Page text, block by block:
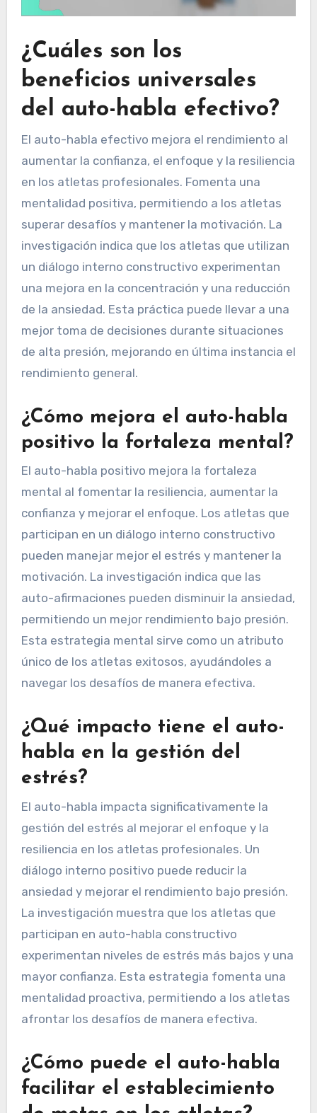
¿Cuáles son los
beneficios universales
del auto-habla efectivo?
El auto-habla efectivo mejora el rendimiento al
aumentar la confianza, el enfoque y la resiliencia
en los atletas profesionales. Fomenta una
mentalidad positiva, permitiendo a los atletas
superar desafíos y mantener la motivación. La
investigación indica que los atletas que utilizan
un diálogo interno constructivo experimentan
una mejora en la concentración y una reducción
de la ansiedad. Esta práctica puede llevar a una
mejor toma de decisiones durante situaciones
de alta presión, mejorando en última instancia el
rendimiento general.
¿Cómo mejora el auto-habla
positivo la fortaleza mental?
El auto-habla positivo mejora la fortaleza
mental al fomentar la resiliencia, aumentar la
confianza y mejorar el enfoque. Los atletas que
participan en un diálogo interno constructivo
pueden manejar mejor el estrés y mantener la
motivación. La investigación indica que las
auto-afirmaciones pueden disminuir la ansiedad,
permitiendo un mejor rendimiento bajo presión.
Esta estrategia mental sirve como un atributo
único de los atletas exitosos, ayudándoles a
navegar los desafíos de manera efectiva.
¿Qué impacto tiene el auto-
habla en la gestión del
estrés?
El auto-habla impacta significativamente la
gestión del estrés al mejorar el enfoque y la
resiliencia en los atletas profesionales. Un
diálogo interno positivo puede reducir la
ansiedad y mejorar el rendimiento bajo presión.
La investigación muestra que los atletas que
participan en auto-habla constructivo
experimentan niveles de estrés más bajos y una
mayor confianza. Esta estrategia fomenta una
mentalidad proactiva, permitiendo a los atletas
afrontar los desafíos de manera efectiva.
¿Cómo puede el auto-habla
facilitar el establecimiento